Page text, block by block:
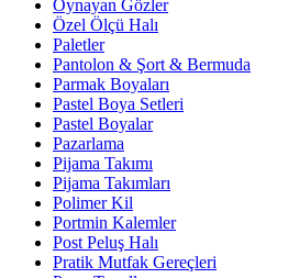
Oynayan Gözler
Özel Ölçü Halı
Paletler
Pantolon & Şort & Bermuda
Parmak Boyaları
Pastel Boya Setleri
Pastel Boyalar
Pazarlama
Pijama Takımı
Pijama Takımları
Polimer Kil
Portmin Kalemler
Post Peluş Halı
Pratik Mutfak Gereçleri